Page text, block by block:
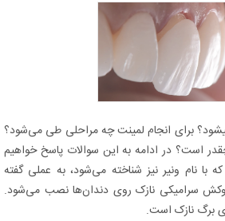
برای انجام لمینت چه مراحلی طی می‌شود؟
است؟ در ادامه به این سوالات پاسخ خواهیم
با نام ونیر نیز شناخته می‌شود، به عملی گفته
سرامیکی نازک روی دندان‌ها نصب می‌شود.
برگ نازک است.